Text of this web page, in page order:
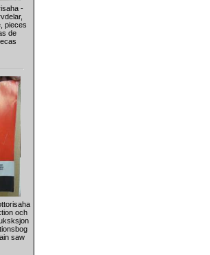
-
pieces
de
och
saw